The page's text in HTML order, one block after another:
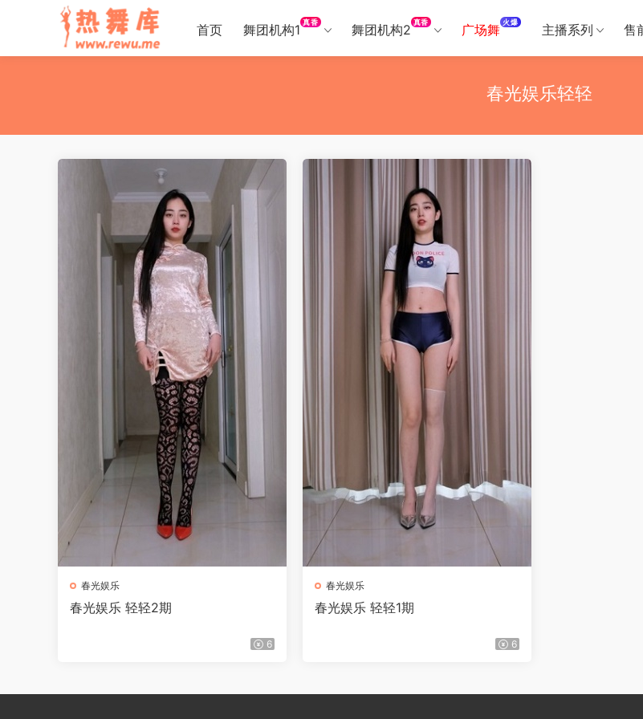
首页 舞团机构1 真香 舞团机构2 真香 广场舞 火爆 主播系列 售
春光娱乐轻轻
春光娱乐
春光娱乐 轻轻2期
6
春光娱乐
春光娱乐 轻轻1期
6